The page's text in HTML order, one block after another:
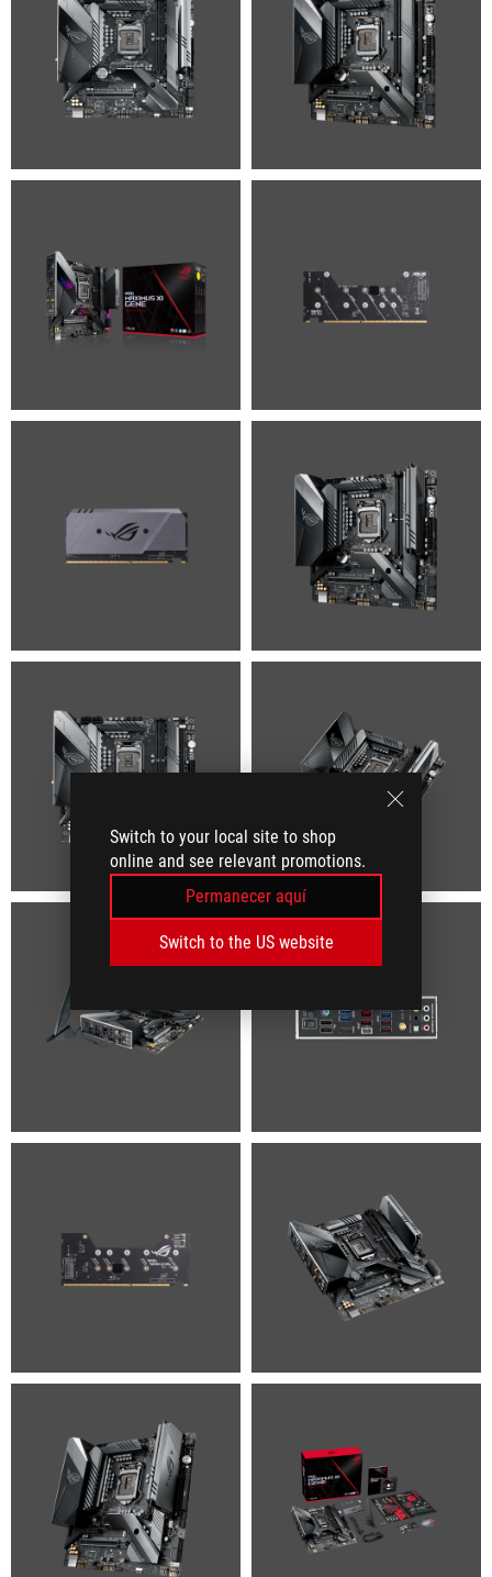
Switch to your local site to shop
online and see relevant promotions.
Permanecer aquí
Switch to the US website